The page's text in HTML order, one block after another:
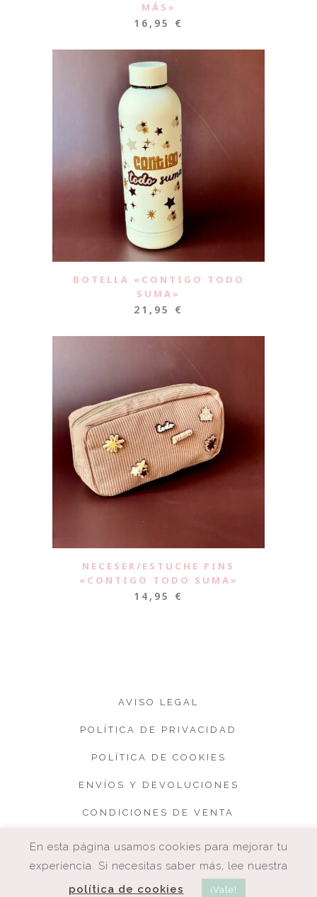
MÁS»
16,95 €
BOTELLA «CONTIGO TODO
SUMA»
21,95 €
NECESER/ESTUCHE PINS
«CONTIGO TODO SUMA»
14,95 €
AVISO LEGAL
POLÍTICA DE PRIVACIDAD
POLÍTICA DE COOKIES
ENVÍOS Y DEVOLUCIONES
CONDICIONES DE VENTA
En esta página usamos cookies para mejorar tu
experiencia. Si necesitas saber más, lee nuestra
política de cookies
¡Vale!